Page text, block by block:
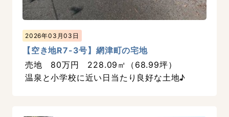
2026年03月03日
【空き地R7-3号】網津町の宅地
売地 80万円 228.09㎡（68.99坪）
温泉と小学校に近い日当たり良好な土地♪